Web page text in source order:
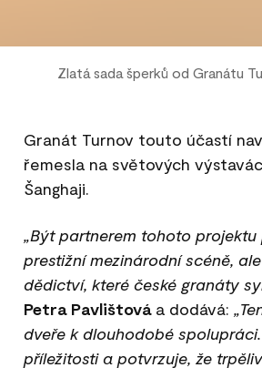
Zlatá sada šperků od Granátu
Granát Turnov touto účastí
řemesla na světových
Šanghaji.
„Být partnerem tohoto
prestižní mezinárodní scéně,
dědictví, které české granáty
Petra Pavlištováa dodává:
dveře k dlouhodobé
příležitosti a potvrzuje, že